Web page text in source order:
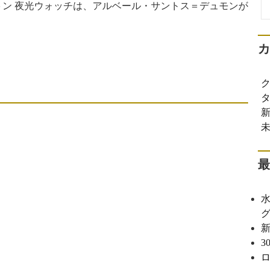
夜光ウォッチは、アルベール・サントス＝デュモンが